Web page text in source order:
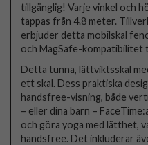
tillgänglig! Varje vinkel och
tappas från 4.8 meter.
erbjuder detta mobilskal
och MagSafe-kompatibilitet
Detta tunna, lättviktsskal
ett skal. Dess praktiska
handsfree-visning, både
– eller dina barn –
och göra yoga med lätthet,
handsfree. Det inkluderar